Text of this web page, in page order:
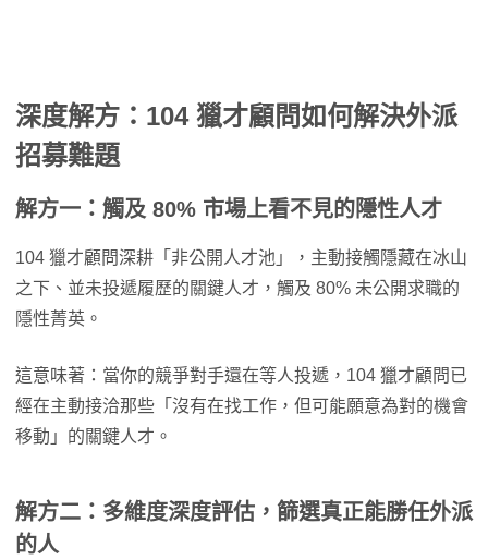
深度解方：104 獵才顧問如何解決外派
招募難題
解方一：觸及 80% 市場上看不見的隱性人才
104 獵才顧問深耕「非公開人才池」，主動接觸隱藏在冰山
之下、並未投遞履歷的關鍵人才，觸及 80% 未公開求職的
隱性菁英。
這意味著：當你的競爭對手還在等人投遞，104 獵才顧問已
經在主動接洽那些「沒有在找工作，但可能願意為對的機會
移動」的關鍵人才。
解方二：多維度深度評估，篩選真正能勝任外派
的人